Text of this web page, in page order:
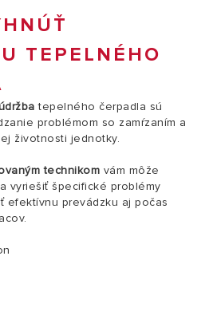
TEPELNÉHO
tepelného čerpadla sú
problémom so zamŕzaním a
životnosti jednotky.
technikom vám môže
vyriešiť špecifické problémy
efektívnu prevádzku aj počas